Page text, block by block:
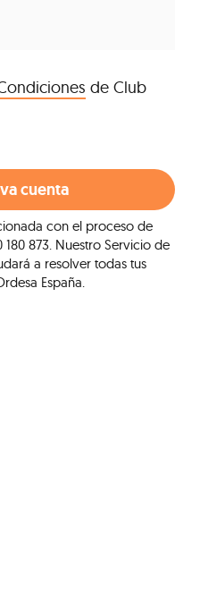
de Club
con el proceso de
873. Nuestro Servicio de
a resolver todas tus
España.